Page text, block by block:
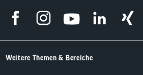
Weitere Themen & Bereiche